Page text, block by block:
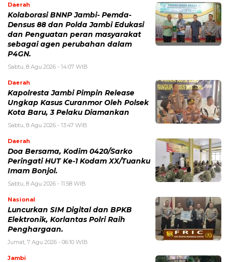
Daerah
Kolaborasi BNNP Jambi- Pemda-
Densus 88 dan Polda Jambi Edukasi
dan Penguatan peran masyarakat
sebagai agen perubahan dalam
P4GN.
Sabtu, 8 Agu 2026 - 14:07 WIB
Daerah
Kapolresta Jambi Pimpin Release
Ungkap Kasus Curanmor Oleh Polsek
Kota Baru, 3 Pelaku Diamankan
Sabtu, 8 Agu 2026 - 13:47 WIB
Daerah
Doa Bersama, Kodim 0420/Sarko
Peringati HUT Ke-1 Kodam XX/Tuanku
Imam Bonjol.
Sabtu, 8 Agu 2026 - 11:58 WIB
Nasional
Luncurkan SIM Digital dan BPKB
Elektronik, Korlantas Polri Raih
Penghargaan.
Jumat, 7 Agu 2026 - 06:10 WIB
Jambi